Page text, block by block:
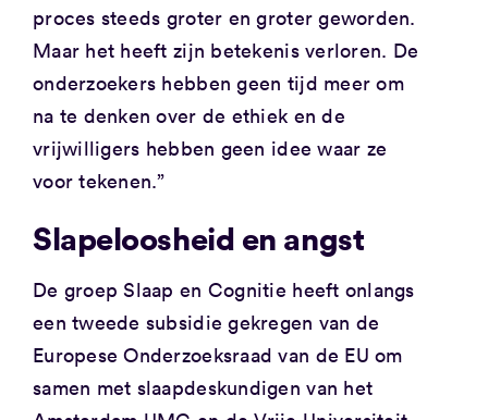
proces steeds groter en groter geworden.
Maar het heeft zijn betekenis verloren. De
onderzoekers hebben geen tijd meer om
na te denken over de ethiek en de
vrijwilligers hebben geen idee waar ze
voor tekenen.”
Slapeloosheid en angst
De groep Slaap en Cognitie heeft onlangs
een tweede subsidie gekregen van de
Europese Onderzoeksraad van de EU om
samen met slaapdeskundigen van het